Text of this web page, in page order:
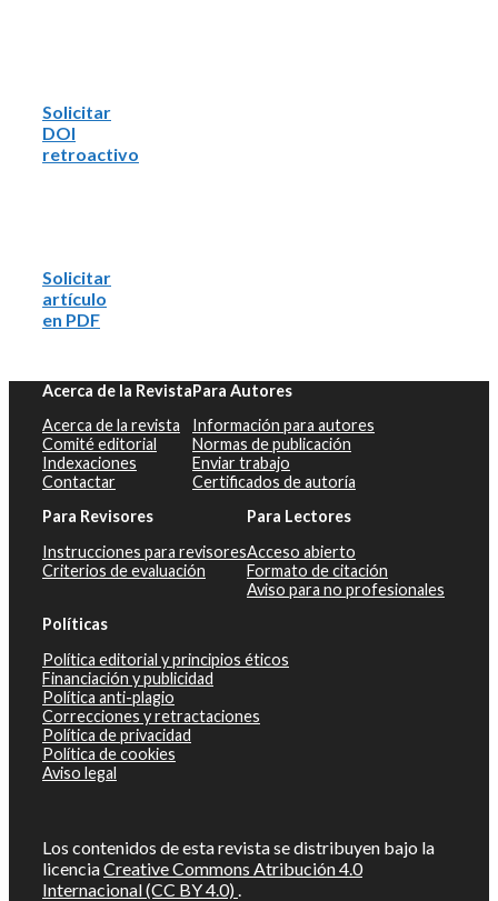
Solicitar
DOI
retroactivo
Solicitar
artículo
en PDF
Acerca de la Revista
Acerca de la revista
Comité editorial
Indexaciones
Contactar
Para Autores
Información para autores
Normas de publicación
Enviar trabajo
Certificados de autoría
Para Revisores
Instrucciones para revisores
Criterios de evaluación
Para Lectores
Acceso abierto
Formato de citación
Aviso para no profesionales
Políticas
Política editorial y principios éticos
Financiación y publicidad
Política anti-plagio
Correcciones y retractaciones
Política de privacidad
Política de cookies
Aviso legal
Los contenidos de esta revista se distribuyen bajo la
licenciaCreative Commons Atribución 4.0
Internacional (CC BY 4.0) .